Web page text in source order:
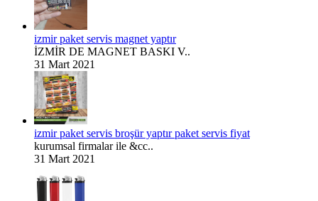
izmir paket servis magnet yaptır
İZMİR DE MAGNET BASKI V..
31 Mart 2021
izmir paket servis broşür yaptır paket servis fiyat
kurumsal firmalar ile &cc..
31 Mart 2021